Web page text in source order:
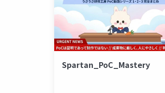
Spartan_PoC_Mastery